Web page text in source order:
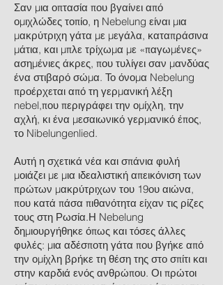
Σαν μια οπτασία που βγαίνει από
ομιχλώδες τοπίο, η Nebelung είναι μια
μακρύτριχη γάτα με μεγάλα, καταπράσινα
μάτια, και μπλε τρίχωμα με «παγωμένες»
ασημένιες άκρες, που τυλίγει σαν μανδύας
ένα στιβαρό σώμα. Το όνομα Nebelung
προέρχεται από τη γερμανική λέξη
nebel,που περιγράφει την ομίχλη, την
αχλή, κι ένα μεσαιωνικό γερμανικό έπος,
το Nibelungenlied.
Αυτή η σχετικά νέα και σπάνια φυλή
μοιάζει με μια ιδεαλιστική απεικόνιση των
πρώτων μακρύτριχων του 19ου αιώνα,
που κατά πάσα πιθανότητα είχαν τις ρίζες
τους στη Ρωσία.Η Nebelung
δημιουργήθηκε όπως και τόσες άλλες
φυλές: μια αδέσποτη γάτα που βγήκε από
την ομίχλη βρήκε τη θέση της στο σπίτι και
στην καρδιά ενός ανθρώπου. Οι πρώτοι